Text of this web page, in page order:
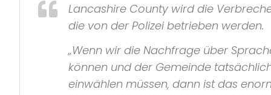
Lancashire County wird die
die von der Polizei betrieben werden.
„Wenn wir die Nachfrage über
können und der Gemeinde
einwählen müssen, dann ist das